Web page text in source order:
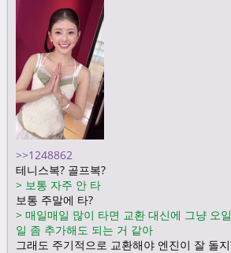
>>1248641
ㅋㅋㅋ
>>1248862
테니스복? 골프복?
> 보통 자주 안 타
보통 주말에 타?
> 매일매일 많이 타면 교환 대신에 그냥 오
일 좀 추가해도 되는 거 같아
그래도 주기적으로 교환해야 엔진이 잘 돌